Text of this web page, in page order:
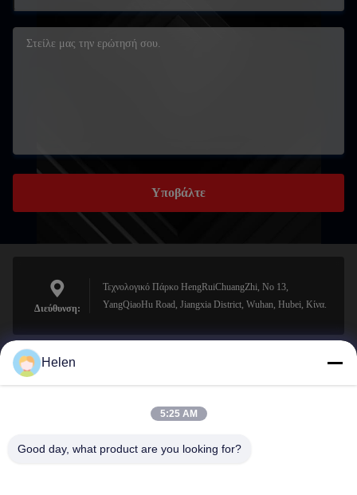
Υποβάλτε
Διεύθυνση:
Τεχνολογικό Πάρκο HengRuiChuangZhi, No 13,
YangQiaoHu Road, Jiangxia District, Wuhan, Hubei, Κίνα.
sales@perfectlaser.net
Helen
5:25 AM
Good day, what product are you looking for?